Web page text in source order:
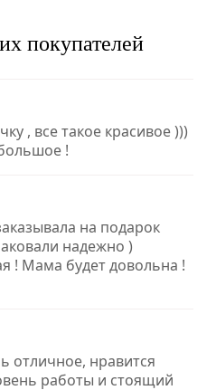
покупателей
, все такое красивое )))
!
на подарок
надежно )
! Мама будет довольна !
отличное, нравится
работы и стоящий